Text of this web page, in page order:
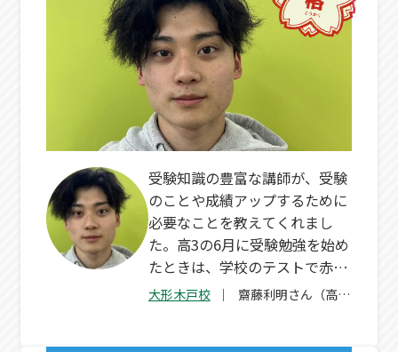
受験知識の豊富な講師が、受験
のことや成績アップするために
必要なことを教えてくれまし
た。高3の6月に受験勉強を始め
たときは、学校のテストで赤点
を取ることもありましたが諦め
大形木戸校
齋藤利明さん（高